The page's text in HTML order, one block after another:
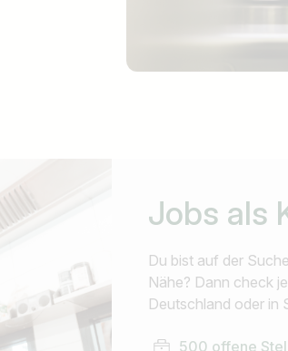
Jobs als
Du bist auf der
Nähe? Dann check
Deutschland oder in
500 offene